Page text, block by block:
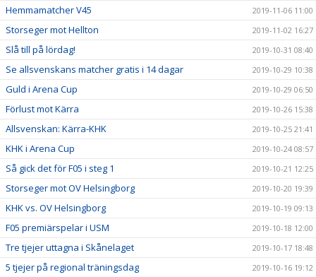
Hemmamatcher V45 2019-11-06 11:00
Storseger mot Hellton 2019-11-02 16:27
Slå till på lördag! 2019-10-31 08:40
Se allsvenskans matcher gratis i 14 dagar 2019-10-29 10:38
Guld i Arena Cup 2019-10-29 06:50
Förlust mot Kärra 2019-10-26 15:38
Allsvenskan: Kärra-KHK 2019-10-25 21:41
KHK i Arena Cup 2019-10-24 08:57
Så gick det för F05 i steg 1 2019-10-21 12:25
Storseger mot OV Helsingborg 2019-10-20 19:39
KHK vs. OV Helsingborg 2019-10-19 09:13
F05 premiärspelar i USM 2019-10-18 12:00
Tre tjejer uttagna i Skånelaget 2019-10-17 18:48
5 tjejer på regional träningsdag 2019-10-16 19:12